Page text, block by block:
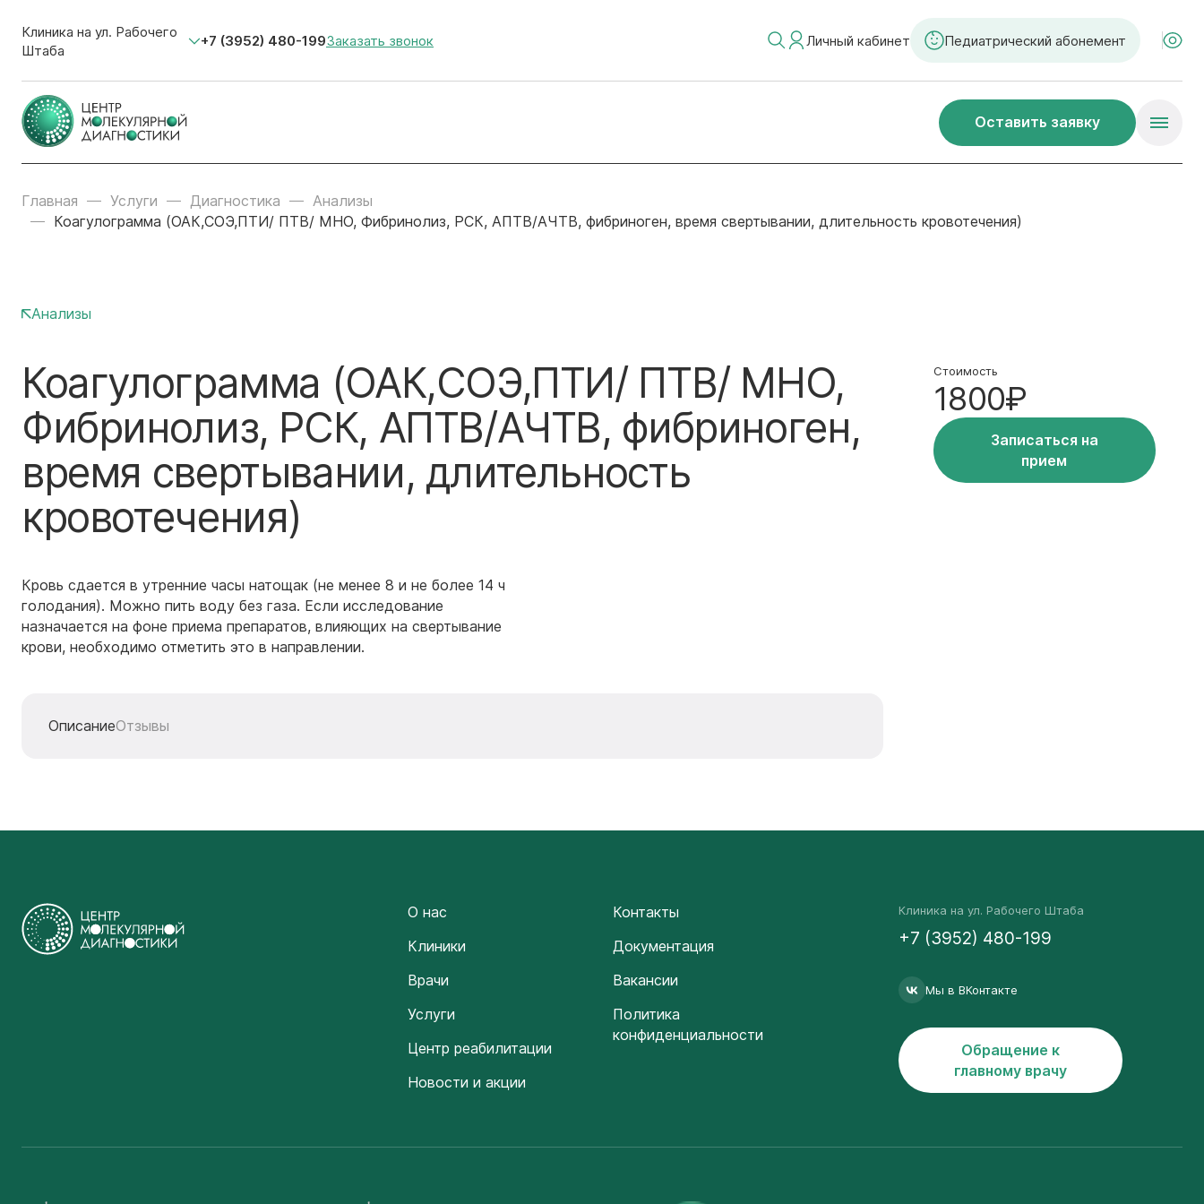
Клиника на ул. Рабочего
Штаба
+7 (3952) 480-199Заказать звонок Личный кабинет Педиатрический абонемент
Оставить заявку
Главная Услуги Диагностика
Анализы
Коагулограмма (ОАК,СОЭ,ПТИ/ ПТВ/ МНО, Фибринолиз, РСК, АПТВ/АЧТВ, фибриноген, время свертывании, длительность кровотечения)
Анализы
Коагулограмма (ОАК,СОЭ,ПТИ/ ПТВ/ МНО,
Фибринолиз, РСК, АПТВ/АЧТВ, фибриноген,
время свертывании, длительность
кровотечения)
Кровь сдается в утренние часы натощак (не менее 8 и не более 14 ч
голодания). Можно пить воду без газа. Если исследование
назначается на фоне приема препаратов, влияющих на свертывание
крови, необходимо отметить это в направлении.
ОписаниеОтзывы
Стоимость
1800₽
Записаться на
прием
О нас
Клиники
Врачи
Услуги
Центр реабилитации
Новости и акции
Контакты
Документация
Вакансии
Политика
конфиденциальности
Клиника на ул. Рабочего Штаба
+7 (3952) 480-199
Мы в ВКонтакте
Обращение к
главному врачу